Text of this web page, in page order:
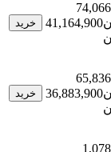
خرید
خرید